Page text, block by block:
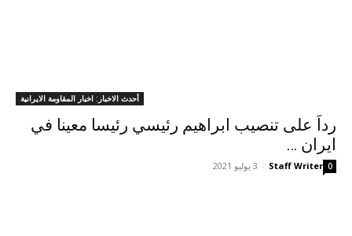
أحدث الاخبار: اخبار المقاومة الايرانية
رداَ علی تنصيب ابراهيم رئيسي رئيسا معينا في
ايران …
Staff Writer
- 3 يوليو 2021 0